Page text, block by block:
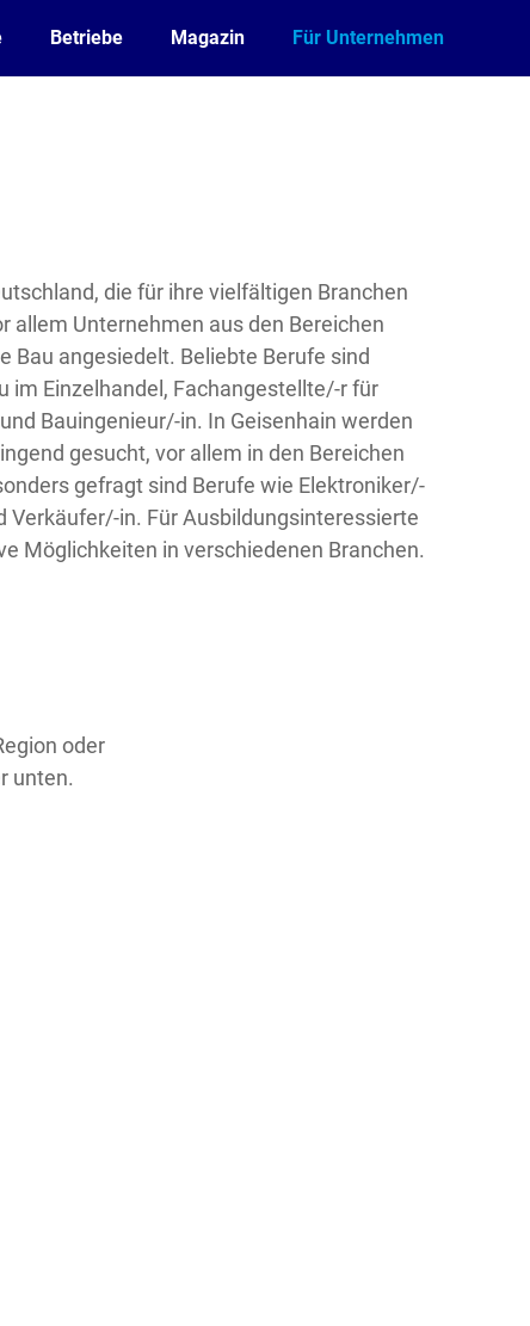
Betriebe Magazin Für Unternehmen
die für ihre vielfältigen Branchen
allem Unternehmen aus den Bereichen
Bau angesiedelt. Beliebte Berufe sind
im Einzelhandel, Fachangestellte/-r für
Bauingenieur/-in. In Geisenhain werden
gesucht, vor allem in den Bereichen
gefragt sind Berufe wie Elektroniker/-
Verkäufer/-in. Für Ausbildungsinteressierte
Möglichkeiten in verschiedenen Branchen.
oder
unten.